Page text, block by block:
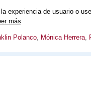
experiencia de usuario o
más
Polanco, Mónica Herrera,